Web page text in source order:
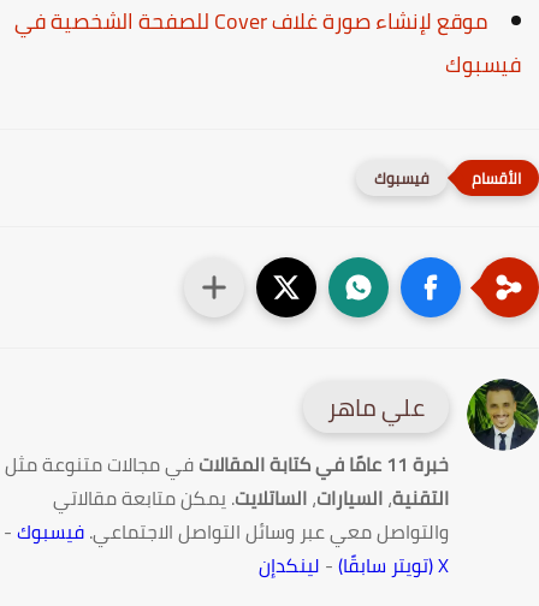
موقع لإنشاء صورة غلاف Cover للصفحة الشخصية في
فيسبوك
علي ماهر
خبرة 11 عامًا في كتابة المقالات
في مجالات متنوعة مثل
التقنية،السيارات،الساتلايت. يمكن متابعة مقالاتي
والتواصل معي عبر وسائل التواصل الاجتماعي.فيسبوك-
-لينكدإن